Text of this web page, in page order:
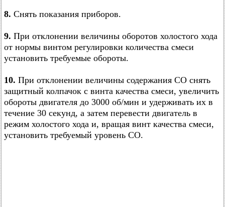
8. Снять показания приборов.
9. При отклонении величины оборотов холостого хода
от нормы винтом регулировки количества смеси
установить требуемые обороты.
10. При отклонении величины содержания CO снять
защитный колпачок с винта качества смеси, увеличить
обороты двигателя до 3000 об/мин и удерживать их в
течение 30 секунд, а затем перевести двигатель в
режим холостого хода и, вращая винт качества смеси,
установить требуемый уровень СО.